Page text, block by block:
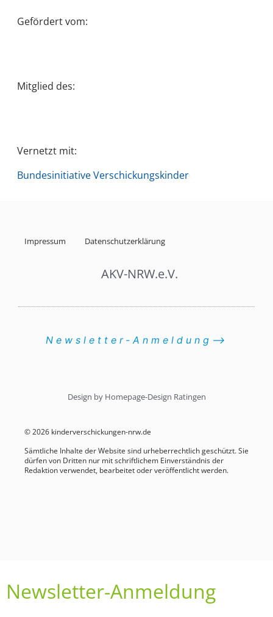
Gefördert vom:
Mitglied des:
Vernetzt mit:
Bundesinitiative Verschickungskinder
Impressum Datenschutzerklärung
AKV-NRW.e.V.
Newsletter-Anmeldung⟶
Design by Homepage-Design Ratingen
© 2026 kinderverschickungen-nrw.de
Sämtliche Inhalte der Website sind urheberrechtlich geschützt. Sie
dürfen von Dritten nur mit schriftlichem Einverständnis der
Redaktion verwendet, bearbeitet oder veröffentlicht werden.
Newsletter-Anmeldung